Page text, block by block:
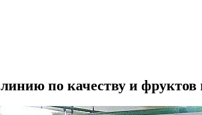
по качеству и фруктов